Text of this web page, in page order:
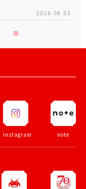
2026.08.03
Instagram note